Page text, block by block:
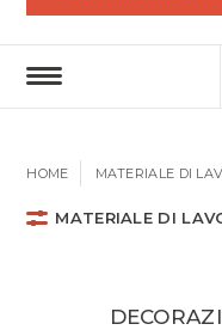
HOME MATERIALE DI
MATERIALE DI